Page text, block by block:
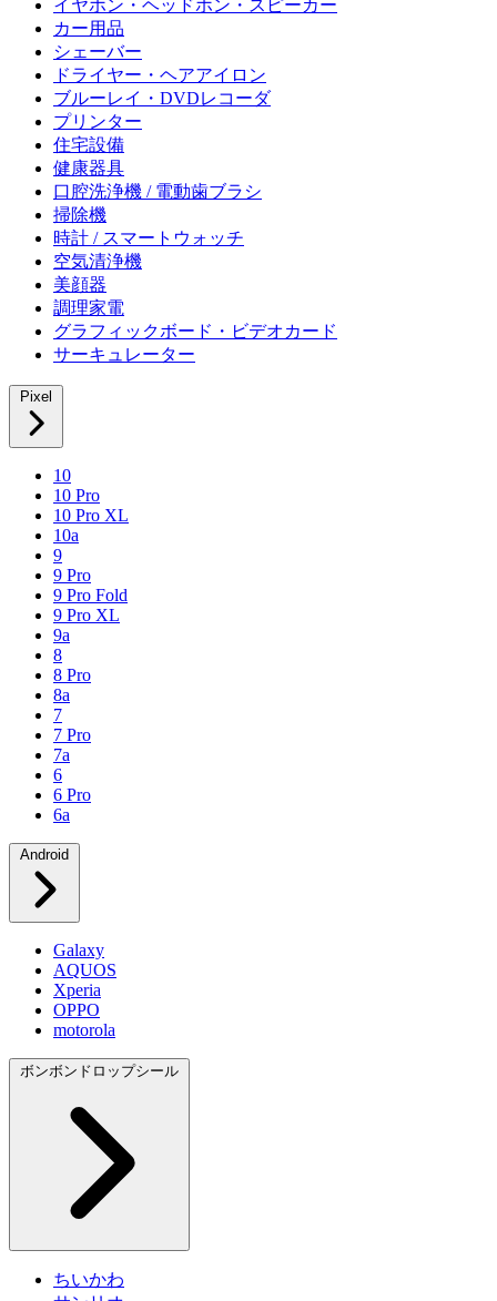
イヤホン・ヘッドホン・スピーカー
カー用品
シェーバー
ドライヤー・ヘアアイロン
ブルーレイ・DVDレコーダ
プリンター
住宅設備
健康器具
口腔洗浄機 / 電動歯ブラシ
掃除機
時計 / スマートウォッチ
空気清浄機
美顔器
調理家電
グラフィックボード・ビデオカード
サーキュレーター
Pixel
10
10 Pro
10 Pro XL
10a
9
9 Pro
9 Pro Fold
9 Pro XL
9a
8
8 Pro
8a
7
7 Pro
7a
6
6 Pro
6a
Android
Galaxy
AQUOS
Xperia
OPPO
motorola
ボンボンドロップシール
ちいかわ